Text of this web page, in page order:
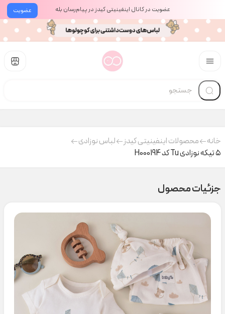
عضویت عضویت در کانال اینفینیتی کیدز در پیام‌رسان بله
خانه محصولات اینفینیتی کیدز
لباس نوزادی
۵ تیکه نوزادی Tu کد H000194
جزئیات محصول